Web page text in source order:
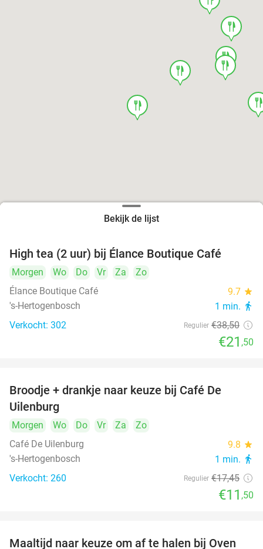
food
food
food
food
food
Bekijk de lijst
High tea (2 uur) bij Élance Boutique Café
Morgen Wo Do Vr Za
Zo
Élance Boutique Café
9.7 star
's-Hertogenbosch 1 min. directions_walk
Verkocht: 302 Regulier €38,50
€21 ,50
Broodje + drankje naar keuze bij Café De
Uilenburg
Morgen Wo Do Vr Za
Zo
Café De Uilenburg
9.8 star
's-Hertogenbosch 1 min. directions_walk
Verkocht: 260 Regulier €17,45
€11 ,50
Maaltijd naar keuze om af te halen bij Oven